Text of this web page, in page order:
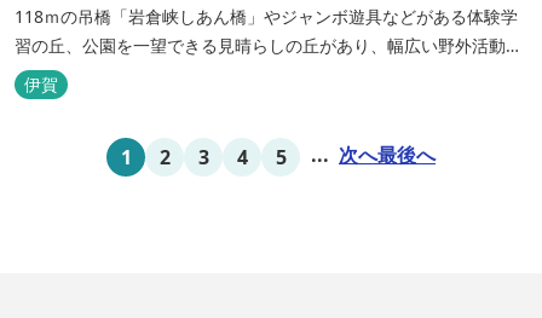
118ｍの吊橋「岩倉峡しあん橋」やジャンボ遊具などがある体験学
習の丘、公園を一望できる見晴らしの丘があり、幅広い野外活動に
利用できるキャンプ場も併設されています。 川沿いには島ヶ原温泉
やぶっちゃに至る「川辺の道」があり、旧岩倉水力発電所跡の水路
る憩いの場となっています。
伊賀
1 2 3 4 5 ... 次へ最後へ